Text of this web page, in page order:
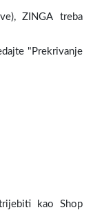
ZINGA treba
"Prekrivanje
kao Shop